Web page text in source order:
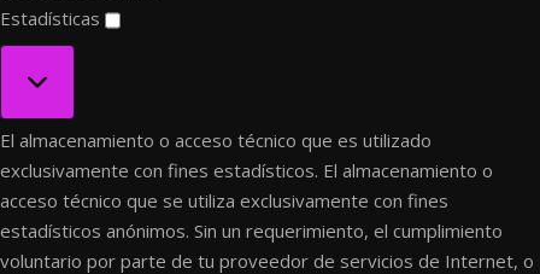
Estadísticas
Estadísticas
El almacenamiento o acceso técnico que es utilizado
exclusivamente con fines estadísticos. El almacenamiento o
acceso técnico que se utiliza exclusivamente con fines
estadísticos anónimos. Sin un requerimiento, el cumplimiento
voluntario por parte de tu proveedor de servicios de Internet, o